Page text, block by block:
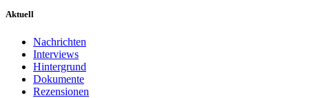
Aktuell
Nachrichten
Interviews
Hintergrund
Dokumente
Rezensionen